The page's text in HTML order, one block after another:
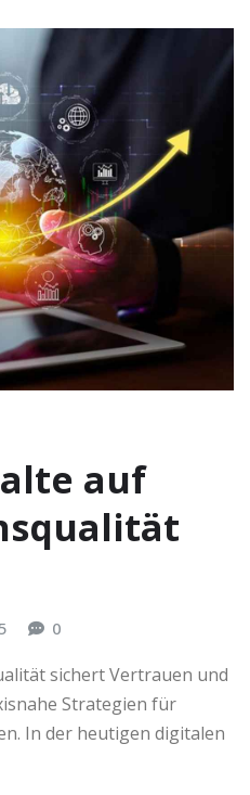
auf
0
sichert Vertrauen und
Strategien für
In der heutigen digitalen